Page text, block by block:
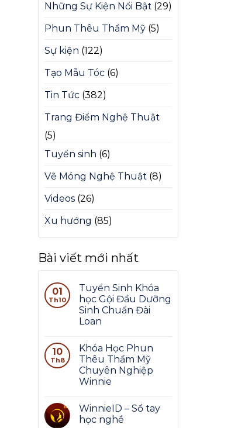
Những Sự Kiện Nổi Bật (29)
Phun Thêu Thẩm Mỹ (5)
Sự kiện (122)
Tạo Mẫu Tóc (6)
Tin Tức (382)
Trang Điểm Nghệ Thuật
(5)
Tuyển sinh (6)
Vẽ Móng Nghệ Thuật (8)
Videos (26)
Xu hướng (85)
Bài viết mới nhất
01
Th10
Tuyển Sinh Khóa
học Gội Đầu Dưỡng
Sinh Chuẩn Đài
Loan
10
Th8
Khóa Học Phun
Thêu Thẩm Mỹ
Chuyên Nghiệp
Winnie
WinnieID – Sổ tay
học nghề